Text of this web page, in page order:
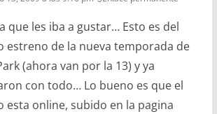
que les iba a gustar… Esto es del
estreno de la nueva temporada de
(ahora van por la 13) y ya
con todo… Lo bueno es que el
esta online, subido en la pagina